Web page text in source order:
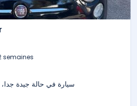
semaines
سيارة في حالة جيدة جدا، موديل 2011